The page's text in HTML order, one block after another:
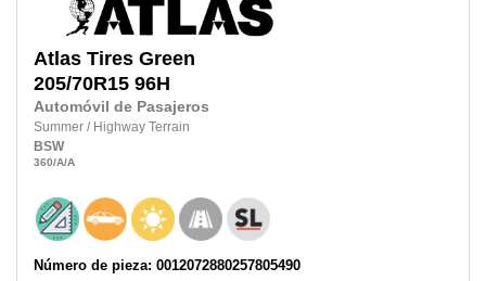
Atlas Tires Green
205/70R15 96H
Automóvil de Pasajeros
Summer / Highway Terrain
BSW
360/A/A
Número de pieza: 0012072880257805490